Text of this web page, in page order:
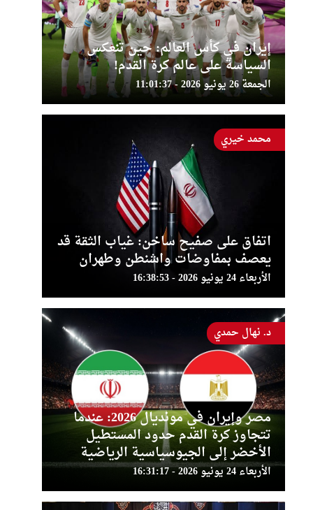
إيران في كأس العالم: حين تنعكس
السياسة على عالم كرة القدم!
الجمعة 26 يونيو 2026 - 11:01:37
اتفاق على صفيح ساخن: غياب الثقة قد
يعصف بمفاوضات واشنطن وطهران
الأربعاء 24 يونيو 2026 - 16:38:53
محمد خيري
مصر وإيران في مونديال 2026: عندما
تتجاوز كرة القدم حدود المستطيل
الأخضر إلى الجيوسياسية الرياضية
الأربعاء 24 يونيو 2026 - 16:31:17
د. نهال حمدي